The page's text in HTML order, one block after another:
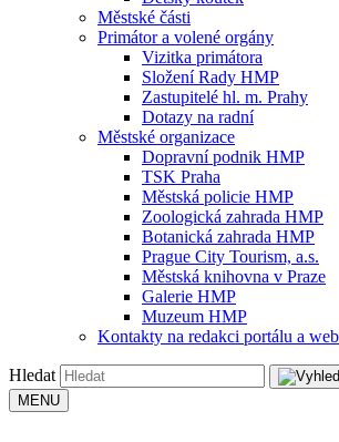
Městské části
Primátor a volené orgány
Vizitka primátora
Složení Rady HMP
Zastupitelé hl. m. Prahy
Dotazy na radní
Městské organizace
Dopravní podnik HMP
TSK Praha
Městská policie HMP
Zoologická zahrada HMP
Botanická zahrada HMP
Prague City Tourism, a.s.
Městská knihovna v Praze
Galerie HMP
Muzeum HMP
Kontakty na redakci portálu a
Hledat
MENU